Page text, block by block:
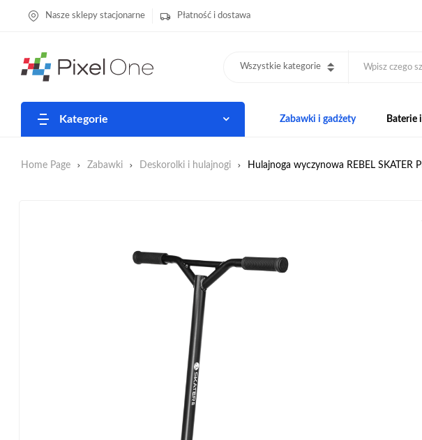
Nasze sklepy stacjonarne Płatność i dostawa
Wszystkie kategorie
Kategorie Zabawki i gadżety Baterie
Home Page Zabawki Deskorolki i hulajnogi Hulajnoga wyczynowa REBEL SKATER